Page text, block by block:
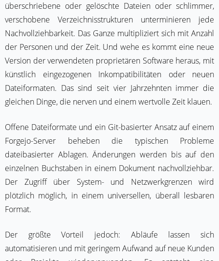
überschriebene oder gelöschte Dateien oder schlimmer,
verschobene Verzeichnisstrukturen unterminieren jede
Nachvollziehbarkeit. Das Ganze multipliziert sich mit Anzahl
der Personen und der Zeit. Und wehe es kommt eine neue
Version der verwendeten proprietären Software heraus, mit
künstlich eingezogenen Inkompatibilitäten oder neuen
Dateiformaten. Das sind seit vier Jahrzehnten immer die
gleichen Dinge, die nerven und einem wertvolle Zeit klauen.
Offene Dateiformate und ein Git-basierter Ansatz auf einem
Forgejo-Server beheben die typischen Probleme
dateibasierter Ablagen. Änderungen werden bis auf den
einzelnen Buchstaben in einem Dokument nachvollziehbar.
Der Zugriff über System- und Netzwerkgrenzen wird
plötzlich möglich, in einem universellen, überall lesbaren
Format.
Der größte Vorteil jedoch: Abläufe lassen sich
automatisieren und mit geringem Aufwand auf neue Kunden